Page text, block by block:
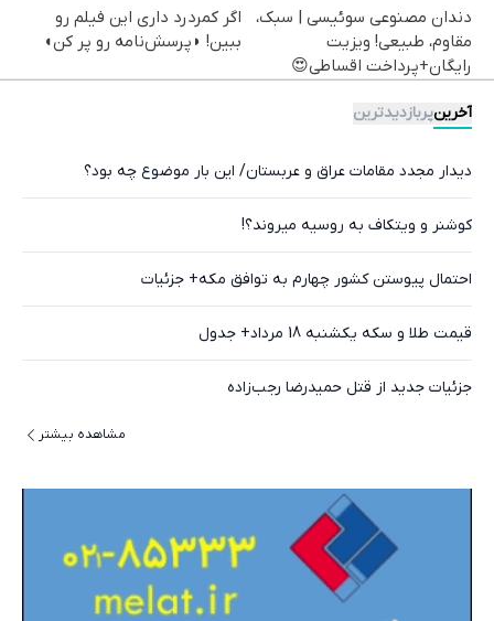
دندان مصنوعی سوئیسی | سبک،
مقاوم، طبیعی! ویزیت
رایگان+پرداخت اقساطی😍
اگر کمردرد داری این فیلم رو
ببین! ◗پرسش‌نامه رو پر کن◖
آخرینپربازدیدترین
دیدار مجدد مقامات عراق و عربستان/ این بار موضوع چه بود؟
کوشنر و ویتکاف به روسیه میروند؟!
احتمال پیوستن کشور چهارم به توافق مکه+ جزئیات
قیمت طلا و سکه یکشنبه 18 مرداد+ جدول
جزئیات جدید از قتل حمیدرضا رجب‌زاده
مشاهده بیشتر